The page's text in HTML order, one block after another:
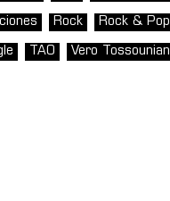
Rock Rock & Pop
TAO Vero Tossounian